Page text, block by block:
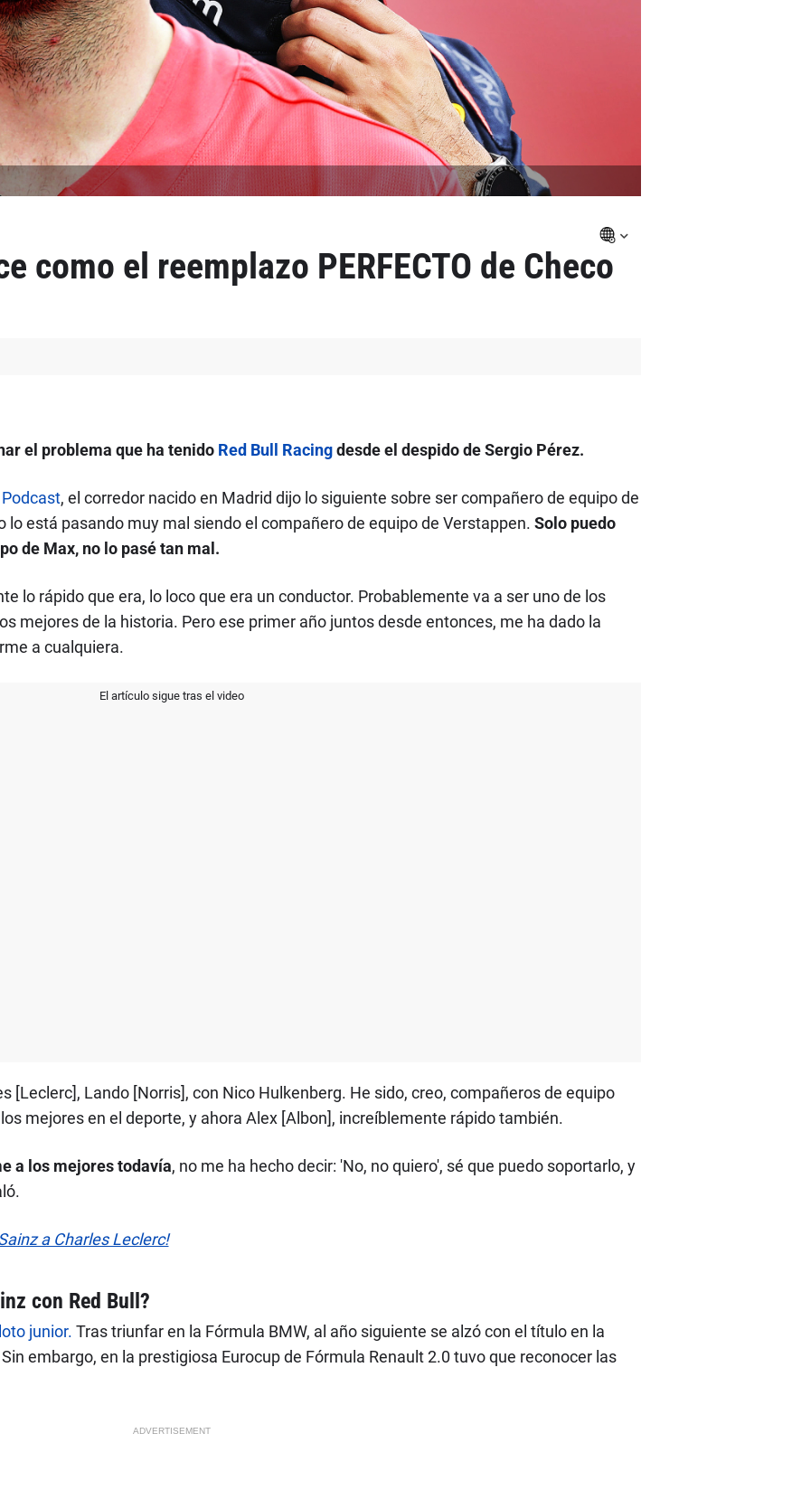
como el reemplazo PERFECTO de Checo
el problema que ha tenido Red Bull Racingdesde el despido de Sergio Pérez.
, el corredor nacido en Madrid dijo lo siguiente sobre ser compañero de equipo de
lo está pasando muy mal siendo el compañero de equipo de Verstappen. Solo puedo
de Max, no lo pasé tan mal.
lo rápido que era, lo loco que era un conductor. Probablemente va a ser uno de los
mejores de la historia. Pero ese primer año juntos desde entonces, me ha dado la
a cualquiera.
El artículo sigue tras el video
[Leclerc], Lando [Norris], con Nico Hulkenberg. He sido, creo, compañeros de equipo
mejores en el deporte, y ahora Alex [Albon], increíblemente rápido también.
a los mejores todavía, no me ha hecho decir: 'No, no quiero', sé que puedo soportarlo, y
a Charles Leclerc!
con Red Bull?
junior. Tras triunfar en la Fórmula BMW, al año siguiente se alzó con el título en la
embargo, en la prestigiosa Eurocup de Fórmula Renault 2.0 tuvo que reconocer las
ADVERTISEMENT